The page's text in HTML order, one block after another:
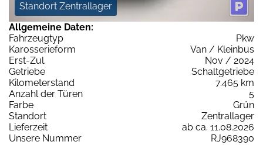
Standort Zentrallager
Allgemeine Daten:
Fahrzeugtyp
Pkw
Karosserieform
Van / Kleinbus
Erst-Zul.
Nov / 2024
Getriebe
Schaltgetriebe
Kilometerstand
7.465 km
Anzahl der Türen
5
Farbe
Grün
Standort
Zentrallager
Lieferzeit
ab ca. 11.08.2026
Unsere Nummer
RJ968390